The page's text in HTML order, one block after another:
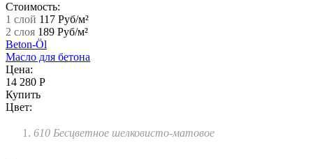
Стоимость:
1 слой 117 Руб/м²
2 слоя 189 Руб/м²
Beton-Öl
Масло для бетона
Цена:
14 280 Р
Купить
Цвет:
610 Бесцветное шелковисто-матовое